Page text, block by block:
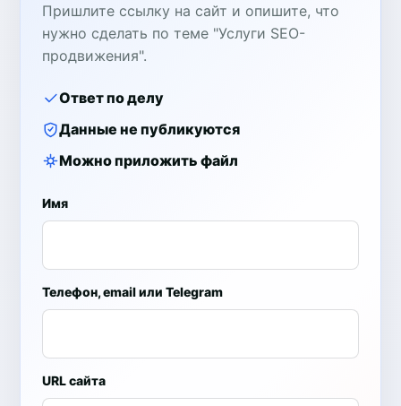
Пришлите ссылку на сайт и опишите, что
нужно сделать по теме "Услуги SEO-
продвижения".
Ответ по делу
Данные не публикуются
Можно приложить файл
Имя
Телефон, email или Telegram
URL сайта